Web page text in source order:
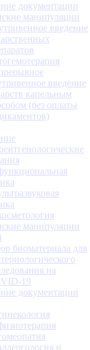
документации
манипуляции
введение
введение
капельным
(без оплаты
манипуляции
биоматериала для
на
19
документации
и